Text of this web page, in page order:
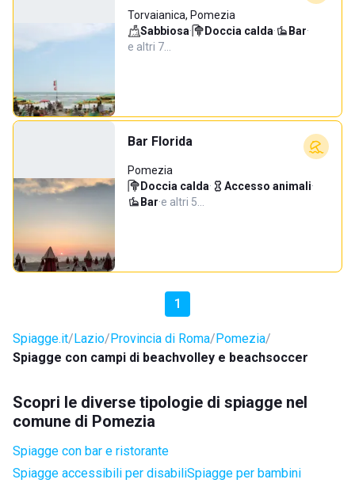
Torvaianica, Pomezia
Sabbiosa· Doccia calda· Bar·
e altri 7…
Bar Florida
Pomezia
Doccia calda· Accesso animali·
Bar·e altri 5…
1
Spiagge.it Lazio Provincia di Roma Pomezia
Spiagge con campi di beachvolley e beachsoccer
Scopri le diverse tipologie di spiagge nel
comune di Pomezia
Spiagge con bar e ristorante
Spiagge accessibili per disabiliSpiagge per bambini